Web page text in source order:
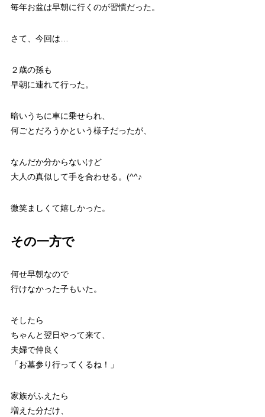
毎年お盆は早朝に行くのが習慣だった。
さて、今回は…
２歳の孫も
早朝に連れて行った。
暗いうちに車に乗せられ、
何ごとだろうかという様子だったが、
なんだか分からないけど
大人の真似して手を合わせる。(^^♪
微笑ましくて嬉しかった。
その一方で
何せ早朝なので
行けなかった子もいた。
そしたら
ちゃんと翌日やって来て、
夫婦で仲良く
「お墓参り行ってくるね！」
家族がふえたら
増えた分だけ、